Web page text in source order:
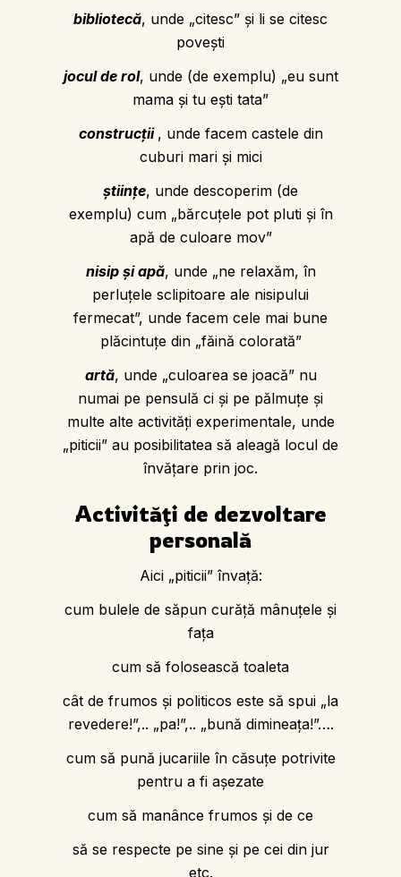
bibliotecă, unde „citesc” şi li se citesc
poveşti
jocul de rol, unde (de exemplu) „eu sunt
mama şi tu eşti tata”
construcţii , unde facem castele din
cuburi mari şi mici
ştiinţe, unde descoperim (de
exemplu) cum „bărcuţele pot pluti şi în
apă de culoare mov”
nisip şi apă, unde „ne relaxăm, în
perluţele sclipitoare ale nisipului
fermecat”, unde facem cele mai bune
plăcintuţe din „făină colorată”
artă, unde „culoarea se joacă” nu
numai pe pensulă ci şi pe pălmuţe şi
multe alte activităţi experimentale, unde
„piticii” au posibilitatea să aleagă locul de
învăţare prin joc.
Activităţi de dezvoltare
personală
Aici „piticii” învaţă:
cum bulele de săpun curăţă mânuţele şi
faţa
cum să folosească toaleta
cât de frumos şi politicos este să spui „la
revedere!”,.. „pa!”,.. „bună dimineaţa!”….
cum să pună jucariile în căsuţe potrivite
pentru a fi aşezate
cum să manânce frumos și de ce
să se respecte pe sine şi pe cei din jur
etc.